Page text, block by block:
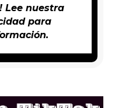
Lee nuestra
para